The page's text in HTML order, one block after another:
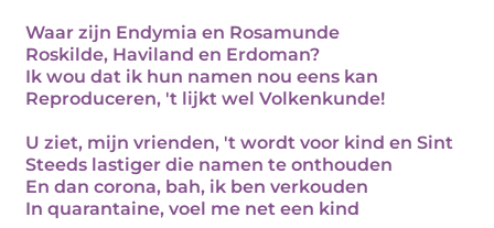
Waar zijn Endymia en Rosamunde
Roskilde, Haviland en Erdoman?
Ik wou dat ik hun namen nou eens kan
Reproduceren, 't lijkt wel Volkenkunde!
U ziet, mijn vrienden, 't wordt voor kind en Sint
Steeds lastiger die namen te onthouden
En dan corona, bah, ik ben verkouden
In quarantaine, voel me net een kind